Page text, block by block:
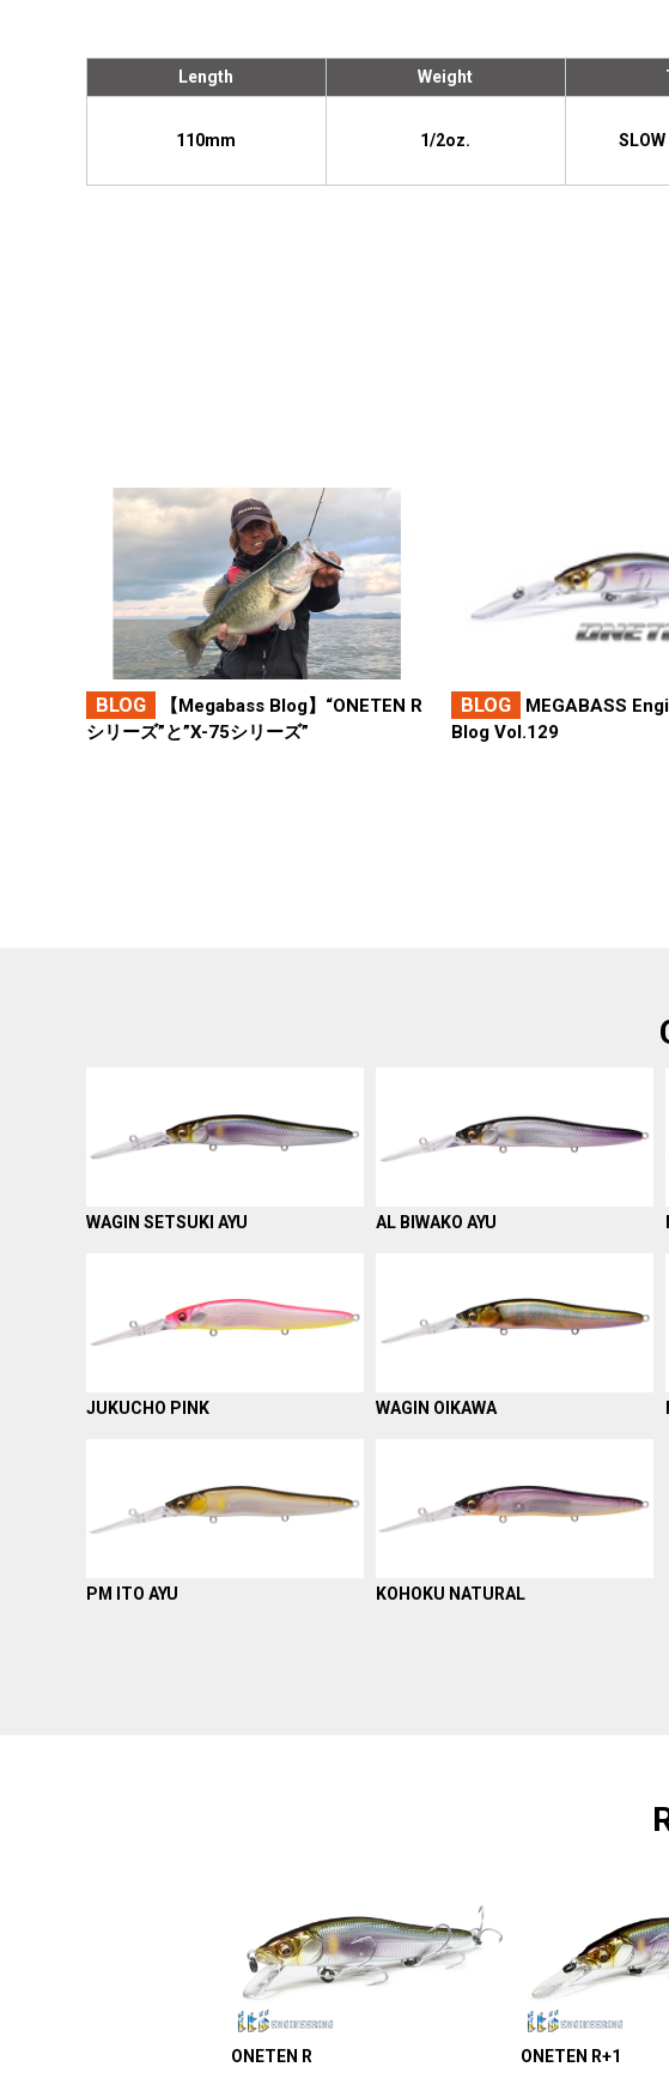
Length
110mm
Weight
1/2oz.
BLOG
【Megabass Blog】“ONETEN R
シリーズ”と”X-75シリーズ”
BLOG
MEGABASS
Blog Vol.129
WAGIN SETSUKI AYU AL BIWAKO AYU
JUKUCHO PINK WAGIN OIKAWA
PM ITO AYU KOHOKU NATURAL
ONETEN R ONETEN R+1